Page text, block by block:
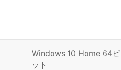
Windows 10 Home 64ビ
ット